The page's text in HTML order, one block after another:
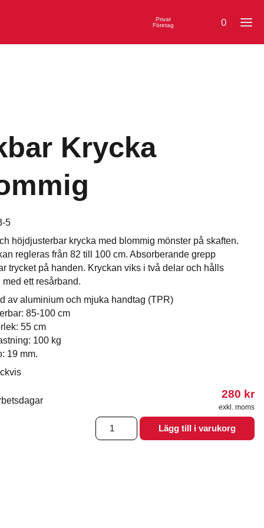
0
Privat
Företag
Krycka
5
höjdjusterbar krycka med blommig mönster på skaften.
regleras från 82 till 100 cm. Absorberande grepp
trycket på handen. Kryckan viks i två delar och hålls
med ett resårband.
av aluminium och mjuka handtag (TPR)
85-100 cm
55 cm
100 kg
19 mm.
280 kr
exkl. moms
Vikbar
Krycka
Blommig
Lägg till i varukorg